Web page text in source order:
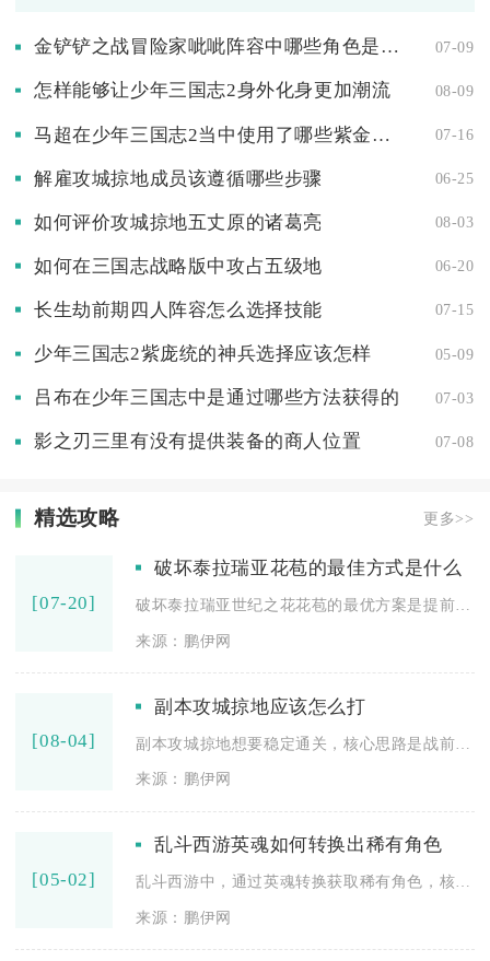
金铲铲之战冒险家呲呲阵容中哪些角色是输出担当 07-09
怎样能够让少年三国志2身外化身更加潮流 08-09
马超在少年三国志2当中使用了哪些紫金神兵 07-16
解雇攻城掠地成员该遵循哪些步骤 06-25
如何评价攻城掠地五丈原的诸葛亮 08-03
如何在三国志战略版中攻占五级地 06-20
长生劫前期四人阵容怎么选择技能 07-15
少年三国志2紫庞统的神兵选择应该怎样 05-09
吕布在少年三国志中是通过哪些方法获得的 07-03
影之刃三里有没有提供装备的商人位置 07-08
精选攻略 更多>>
[07-20]
破坏泰拉瑞亚花苞的最佳方式是什么
破坏泰拉瑞亚世纪之花花苞的最优方案是提前在花苞点位搭建标准化...
来源：鹏伊网
[08-04]
副本攻城掠地应该怎么打
来源：鹏伊网
[05-02]
乱斗西游英魂如何转换出稀有角色
乱斗西游中，通过英魂转换获取稀有角色，核心是先积累足量通灵之...
来源：鹏伊网